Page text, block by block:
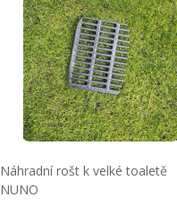
Náhradní rošt k velké toaletě
NUNO